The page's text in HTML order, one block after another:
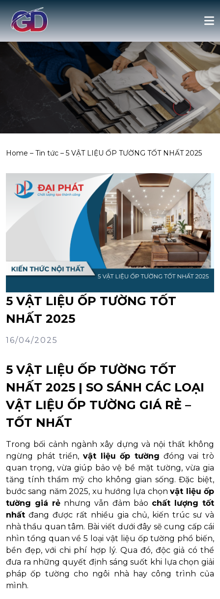
Home – Tin tức – 5 VẬT LIỆU ỐP TƯỜNG TỐT NHẤT 2025
5 VẬT LIỆU ỐP TƯỜNG TỐT
NHẤT 2025
16/04/2025
5 VẬT LIỆU ỐP TƯỜNG TỐT
NHẤT 2025 | SO SÁNH CÁC LOẠI
VẬT LIỆU ỐP TƯỜNG GIÁ RẺ –
TỐT NHẤT
Trong bối cảnh ngành xây dựng và nội thất không
ngừng phát triển, vật liệu ốp tường đóng vai trò
quan trọng, vừa giúp bảo vệ bề mặt tường, vừa gia
tăng tính thẩm mỹ cho không gian sống. Đặc biệt,
bước sang năm 2025, xu hướng lựa chọnvật liệu ốp
tường giá rẻ nhưng vẫn đảm bảo chất lượng tốt
nhất đang được rất nhiều gia chủ, kiến trúc sư và
nhà thầu quan tâm. Bài viết dưới đây sẽ cung cấp cái
nhìn tổng quan về 5 loại vật liệu ốp tường phổ biến,
bền đẹp, với chi phí hợp lý. Qua đó, độc giả có thể
đưa ra những quyết định sáng suốt khi lựa chọn giải
pháp ốp tường cho ngôi nhà hay công trình của
mình.